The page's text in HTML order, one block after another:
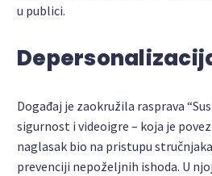
u publici.
Događaj je zaokružila rasprava
sigurnost i videoigre – koja je
naglasak bio na pristupu
prevenciji nepoželjnih ishoda. U